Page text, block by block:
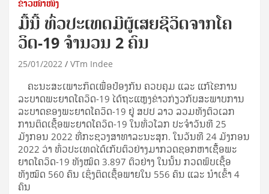
ຂ່າວໜ້າໜຶ່ງ
ມື້ນີ້ ທົ່ວປະເທດມີຜູ້ເສຍຊີວິດຈາກໂຄ
ວິດ-19 ຈຳນວນ 2 ຄົນ
25/01/2022 VTm Indee
ຄະນະສະເພາະກິດເພື່ອປ້ອງກັນ ຄວບຄຸມ ແລະ ແກ້ໄຂການ
ລະບາດພະຍາດໂຄວິດ-19 ໄດ້ຖະແຫຼງຂ່າວກ່ຽວກັບສະພາບການ
ລະບາດຂອງພະຍາດໂຄວິດ-19 ຢູ່ ສປປ ລາວ ລວມທັງຕົວເລກ
ການຕິດເຊື້ອພະຍາດໂຄວິດ-19 ໃນທົ່ວໂລກ ປະຈໍາວັນທີ 25
ມັງກອນ 2022 ທີ່ກະຊວງສາທາລະນະສຸກ. ໃນວັນທີ 24 ມັງກອນ
2022 ວ່າ ທົ່ວປະເທດໄດ້ເກັບຕົວຢ່າງມາກວດຊອກຫາເຊືື້ອພະ
ຍາດໂຄວິດ-19 ທັງໝົດ 3.897 ຕົວຢ່າງ ໃນນັ້ນ ກວດພົບເຊື້ອ
ທັງໝົດ 560 ຄົນ ເຊິ່ງຕິດເຊື້ອພາຍໃນ 556 ຄົນ ແລະ ນໍາເຂົ້າ 4
ຄົນ